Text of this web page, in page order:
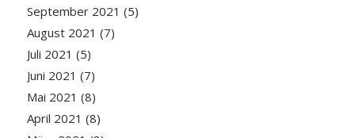
September 2021 (5)
August 2021 (7)
Juli 2021 (5)
Juni 2021 (7)
Mai 2021 (8)
April 2021 (8)